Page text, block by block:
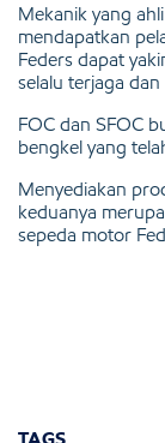
Mekanik yang
mendapatkan
Feders dapat
selalu terjaga
FOC dan SFOC
bengkel yang
Menyediakan
keduanya
sepeda motor